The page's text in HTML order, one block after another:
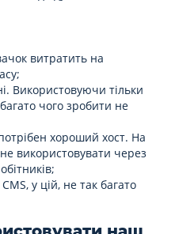
витратить на
Використовуючи тільки
чого зробити не
хороший хост. На
використовувати через
у цій, не так багато